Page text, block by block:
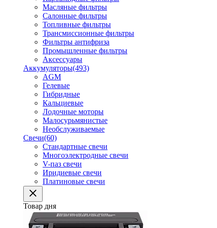
Масляные фильтры
Салонные фильтры
Топливные фильтры
Трансмиссионные фильтры
Фильтры антифриза
Промышленные фильтры
Аксессуары
Аккумуляторы(493)
AGM
Гелевые
Гибридные
Кальциевые
Лодочные моторы
Малосурьмянистые
Необслуживаемые
Свечи(60)
Стандартные свечи
Многоэлектродные свечи
V-паз свечи
Иридиевые свечи
Платиновые свечи
Товар дня